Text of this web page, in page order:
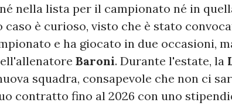
nella lista per il campionato né in
caso è curioso, visto che è stato
e ha giocato in due occasioni,
Baroni. Durante l'estate, la
squadra, consapevole che non ci
contratto fino al 2026 con uno